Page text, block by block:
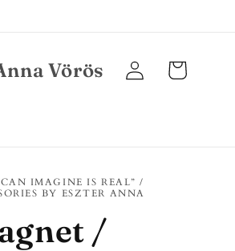
VörösBejelentkezésKosár
IMAGINE IS REAL” /
BY ESZTER ANNA
/